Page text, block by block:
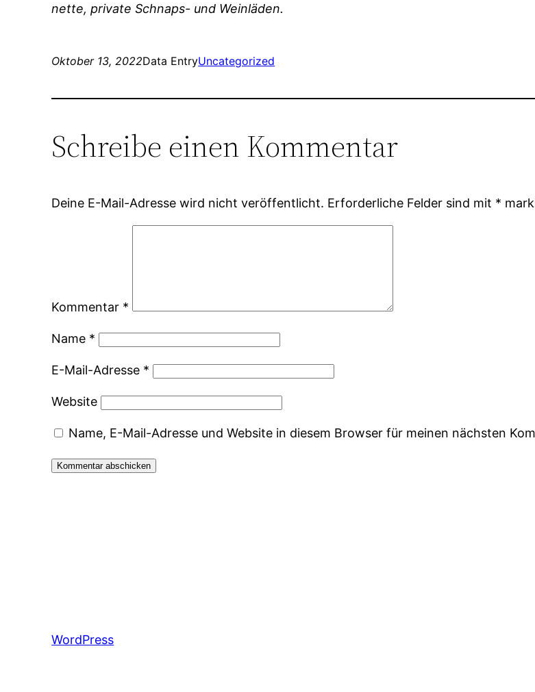
nette, private Schnaps- und Weinläden.
Oktober 13, 2022Data EntryUncategorized
Schreibe einen Kommentar
Deine E-Mail-Adresse wird nicht veröffentlicht. Erforderliche Felder sind mit *
Kommentar *
Name *
E-Mail-Adresse *
Website
Name, E-Mail-Adresse und Website in diesem Browser für meinen nächsten
WordPress